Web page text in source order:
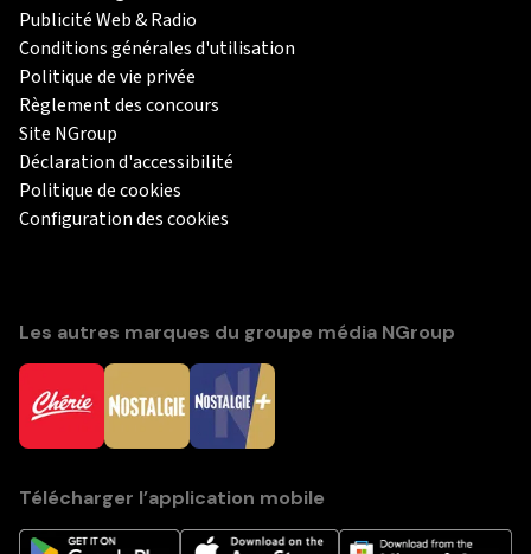
Publicité Web & Radio
Conditions générales d'utilisation
Politique de vie privée
Règlement des concours
Site NGroup
Déclaration d'accessibilité
Politique de cookies
Configuration des cookies
Les autres marques du groupe média NGroup
Télécharger l’application mobile